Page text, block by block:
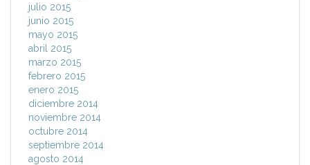
julio 2015
junio 2015
mayo 2015
abril 2015
marzo 2015
febrero 2015
enero 2015
diciembre 2014
noviembre 2014
octubre 2014
septiembre 2014
agosto 2014